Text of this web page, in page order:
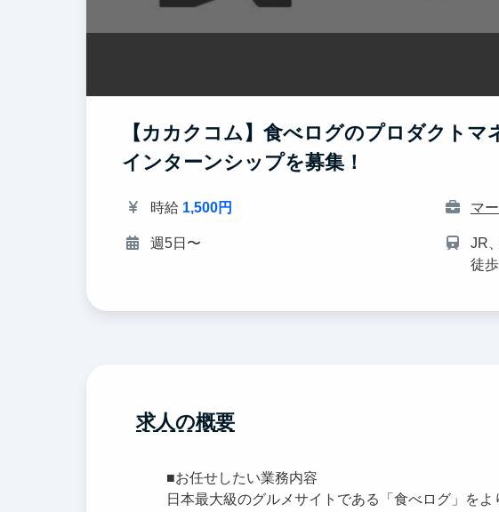
【カカクコム】食べログのプロダクト
インターンシップを募集！
時給 1,500円 マ
週5日〜
JR
徒
求人の概要
■お任せしたい業務内容
日本最大級のグルメサイトである「食べログ」を